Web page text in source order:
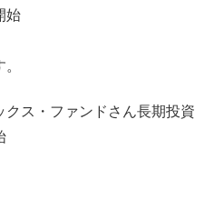
始
ス・ファンドさん長期投資